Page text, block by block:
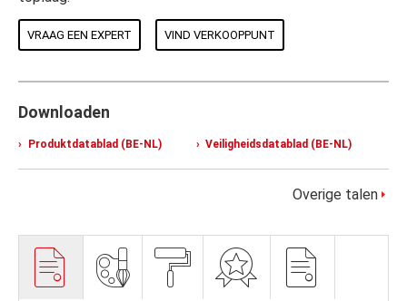
VRAAG EEN EXPERT VIND VERKOOPPUNT
Downloaden
Produktdatablad (BE-NL) Veiligheidsdatablad (BE-NL)
Overige talen